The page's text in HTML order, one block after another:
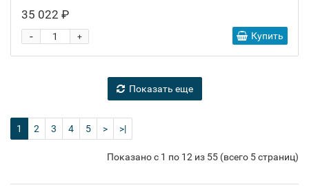
35 022 ₽
+
- Купить
Показать еще
1 2 3 4 5 > >|
Показано с 1 по 12 из 55 (всего 5 страниц)